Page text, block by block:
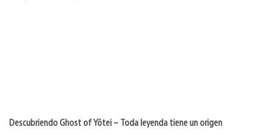
Descubriendo Ghost of Yōtei – Toda leyenda tiene un origen